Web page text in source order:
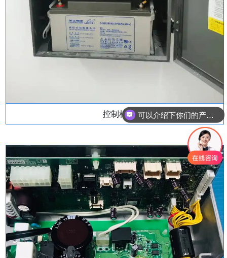
控制柜 你们是怎么收费的呢